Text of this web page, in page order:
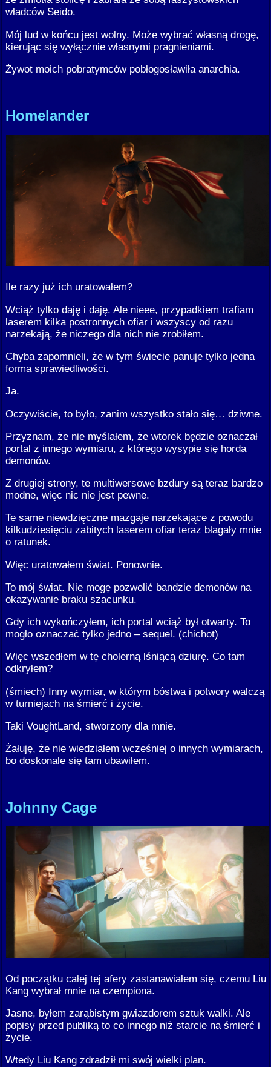
władców Seido.
Mój lud w końcu jest wolny. Może wybrać własną drogę,
kierując się wyłącznie własnymi pragnieniami.
Żywot moich pobratymców pobłogosławiła anarchia.
Homelander
Ile razy już ich uratowałem?
Wciąż tylko daję i daję. Ale nieee, przypadkiem trafiam
laserem kilka postronnych ofiar i wszyscy od razu
narzekają, że niczego dla nich nie zrobiłem.
Chyba zapomnieli, że w tym świecie panuje tylko jedna
forma sprawiedliwości.
Ja.
Oczywiście, to było, zanim wszystko stało się… dziwne.
Przyznam, że nie myślałem, że wtorek będzie oznaczał
portal z innego wymiaru, z którego wysypie się horda
demonów.
Z drugiej strony, te multiwersowe bzdury są teraz bardzo
modne, więc nic nie jest pewne.
Te same niewdzięczne mazgaje narzekające z powodu
kilkudziesięciu zabitych laserem ofiar teraz błagały mnie
o ratunek.
Więc uratowałem świat. Ponownie.
To mój świat. Nie mogę pozwolić bandzie demonów na
okazywanie braku szacunku.
Gdy ich wykończyłem, ich portal wciąż był otwarty. To
mogło oznaczać tylko jedno – sequel. (chichot)
Więc wszedłem w tę cholerną lśniącą dziurę. Co tam
odkryłem?
(śmiech) Inny wymiar, w którym bóstwa i potwory walczą
w turniejach na śmierć i życie.
Taki VoughtLand, stworzony dla mnie.
Żałuję, że nie wiedziałem wcześniej o innych wymiarach,
bo doskonale się tam ubawiłem.
Johnny Cage
Od początku całej tej afery zastanawiałem się, czemu Liu
Kang wybrał mnie na czempiona.
Jasne, byłem zarąbistym gwiazdorem sztuk walki. Ale
popisy przed publiką to co innego niż starcie na śmierć i
życie.
Wtedy Liu Kang zdradził mi swój wielki plan.